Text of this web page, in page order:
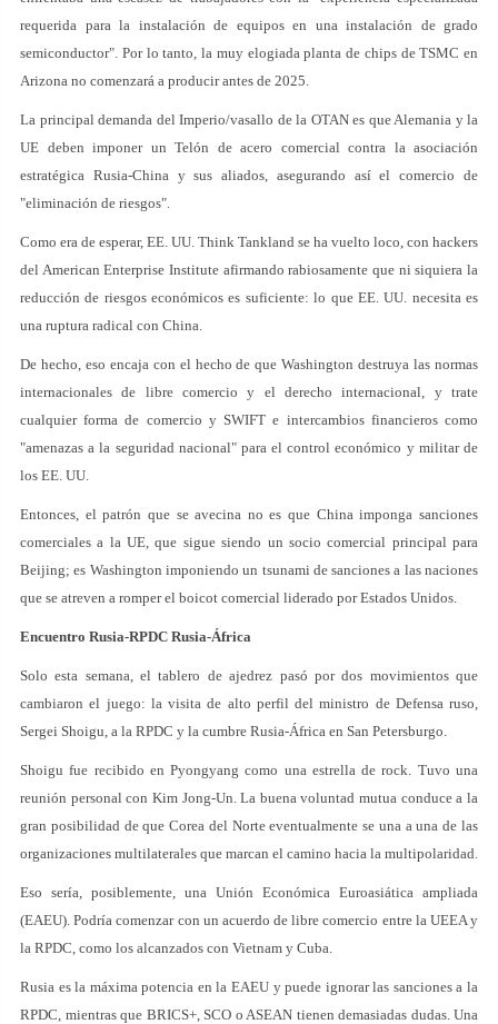
requerida para la instalación de equipos en una instalación de grado
semiconductor". Por lo tanto, la muy elogiada planta de chips de TSMC en
Arizona no comenzará a producir antes de 2025.
La principal demanda del Imperio/vasallo de la OTAN es que Alemania y la
UE deben imponer un Telón de acero comercial contra la asociación
estratégica Rusia-China y sus aliados, asegurando así el comercio de
"eliminación de riesgos".
Como era de esperar, EE. UU. Think Tankland se ha vuelto loco, con hackers
del American Enterprise Institute afirmando rabiosamente que ni siquiera la
reducción de riesgos económicos es suficiente: lo que EE. UU. necesita es
una ruptura radical con China.
De hecho, eso encaja con el hecho de que Washington destruya las normas
internacionales de libre comercio y el derecho internacional, y trate
cualquier forma de comercio y SWIFT e intercambios financieros como
"amenazas a la seguridad nacional" para el control económico y militar de
los EE. UU.
Entonces, el patrón que se avecina no es que China imponga sanciones
comerciales a la UE, que sigue siendo un socio comercial principal para
Beijing; es Washington imponiendo un tsunami de sanciones a las naciones
que se atreven a romper el boicot comercial liderado por Estados Unidos.
Encuentro Rusia-RPDC Rusia-África
Solo esta semana, el tablero de ajedrez pasó por dos movimientos que
cambiaron el juego: la visita de alto perfil del ministro de Defensa ruso,
Sergei Shoigu, a la RPDC y la cumbre Rusia-África en San Petersburgo.
Shoigu fue recibido en Pyongyang como una estrella de rock. Tuvo una
reunión personal con Kim Jong-Un. La buena voluntad mutua conduce a la
gran posibilidad de que Corea del Norte eventualmente se una a una de las
organizaciones multilaterales que marcan el camino hacia la multipolaridad.
Eso sería, posiblemente, una Unión Económica Euroasiática ampliada
(EAEU). Podría comenzar con un acuerdo de libre comercio entre la UEEA y
la RPDC, como los alcanzados con Vietnam y Cuba.
Rusia es la máxima potencia en la EAEU y puede ignorar las sanciones a la
RPDC, mientras que BRICS+, SCO o ASEAN tienen demasiadas dudas. Una